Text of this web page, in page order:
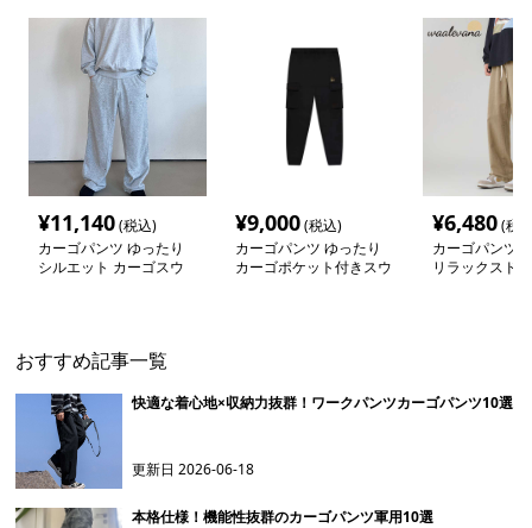
¥11,140(税込)
カーゴパンツ ゆったり
シルエット カーゴスウ
¥9,000(税込)
カーゴパンツ ゆったり
カーゴポケット付きスウ
¥6,480(税
カーゴパンツ
リラックスド
おすすめ記事一覧
快適な着心地×収納力抜群！ワークパンツカーゴパンツ10選
更新日2026-06-18
本格仕様！機能性抜群のカーゴパンツ軍用10選